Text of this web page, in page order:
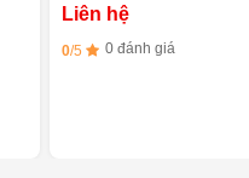
Liên hệ
0/5 0 đánh giá